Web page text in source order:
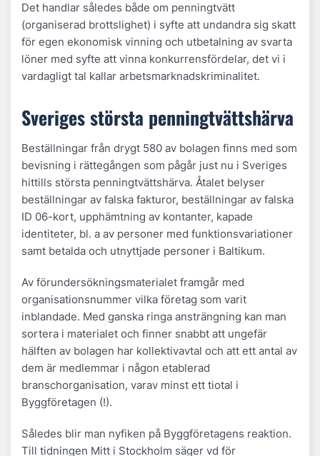
Det handlar således både om penningtvätt
(organiserad brottslighet) i syfte att undandra sig skatt
för egen ekonomisk vinning och utbetalning av svarta
löner med syfte att vinna konkurrensfördelar, det vi i
vardagligt tal kallar arbetsmarknadskriminalitet.
Sveriges största penningtvättshärva
Beställningar från drygt 580 av bolagen finns med som
bevisning i rättegången som pågår just nu i Sveriges
hittills största penningtvättshärva. Åtalet belyser
beställningar av falska fakturor, beställningar av falska
ID 06-kort, upphämtning av kontanter, kapade
identiteter, bl. a av personer med funktionsvariationer
samt betalda och utnyttjade personer i Baltikum.
Av förundersökningsmaterialet framgår med
organisationsnummer vilka företag som varit
inblandade. Med ganska ringa ansträngning kan man
sortera i materialet och finner snabbt att ungefär
hälften av bolagen har kollektivavtal och att ett antal av
dem är medlemmar i någon etablerad
branschorganisation, varav minst ett tiotal i
Byggföretagen (!).
Således blir man nyfiken på Byggföretagens reaktion.
Till tidningen Mitt i Stockholm säger vd för